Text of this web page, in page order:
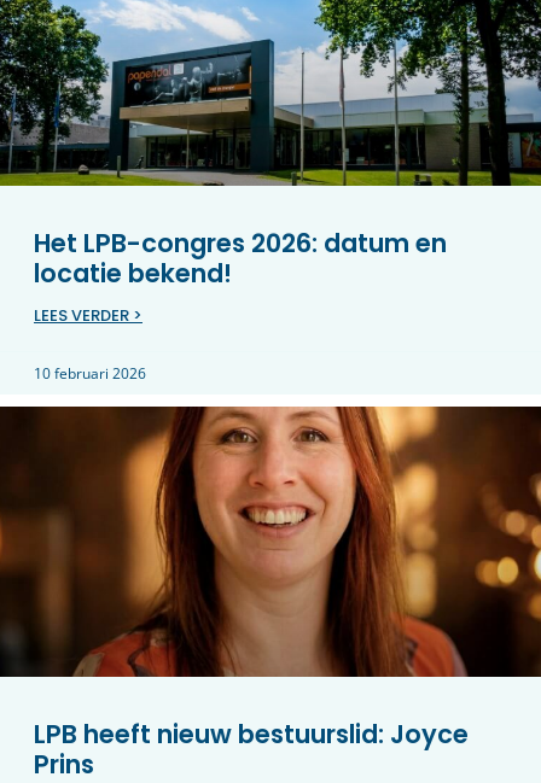
Het LPB-congres 2026: datum en
locatie bekend!
LEES VERDER >
10 februari 2026
LPB heeft nieuw bestuurslid: Joyce
Prins